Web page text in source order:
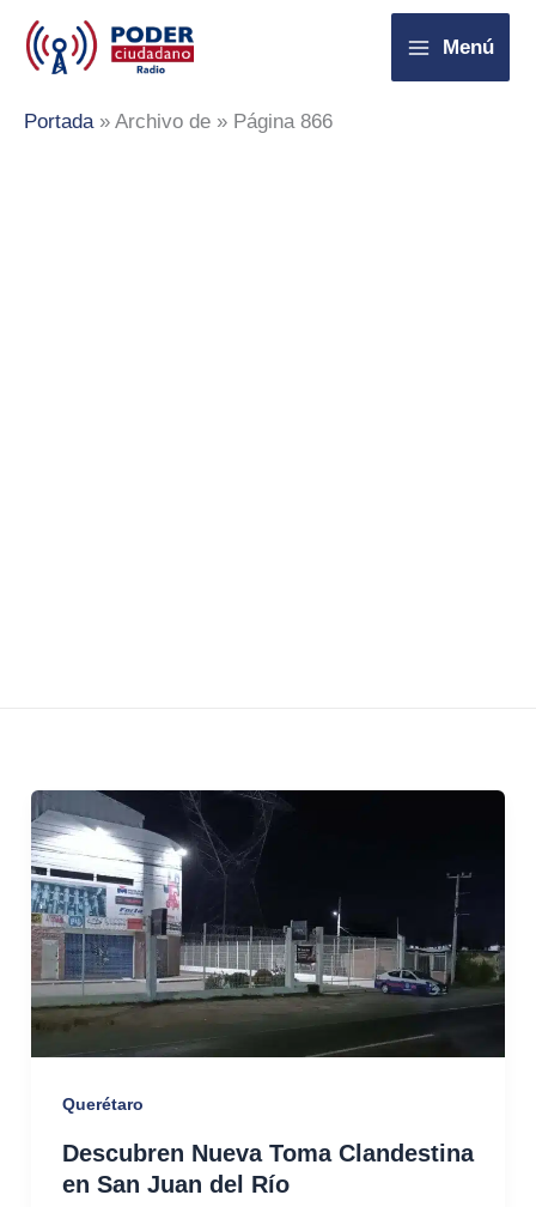
contenido
Menú
Portada» Archivo de » Página 866
Querétaro
Descubren Nueva Toma Clandestina
en San Juan del Río